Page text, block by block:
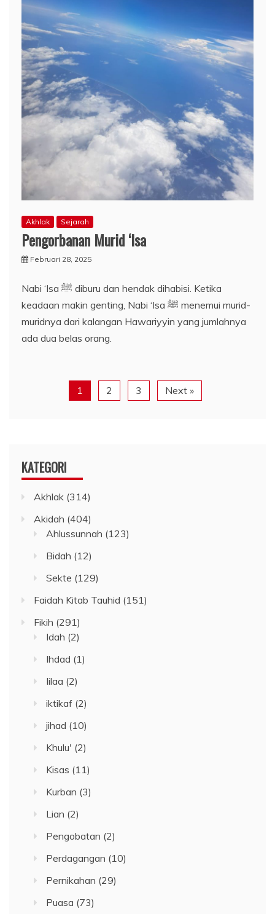
Akhlak Sejarah
Pengorbanan Murid ‘Isa
Februari 28, 2025
Nabi ‘Isa ﷺ diburu dan hendak dihabisi. Ketika
keadaan makin genting, Nabi ‘Isa ﷺ menemui murid-
muridnya dari kalangan Hawariyyin yang jumlahnya
ada dua belas orang.
1 2 3 Next »
KATEGORI
Akhlak (314)
Akidah (404)
Ahlussunnah (123)
Bidah (12)
Sekte (129)
Faidah Kitab Tauhid (151)
Fikih (291)
Idah (2)
Ihdad (1)
Iilaa (2)
iktikaf (2)
jihad (10)
Khulu' (2)
Kisas (11)
Kurban (3)
Lian (2)
Pengobatan (2)
Perdagangan (10)
Pernikahan (29)
Puasa (73)